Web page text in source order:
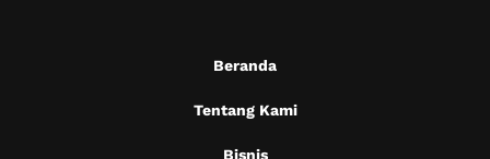
Beranda
Tentang Kami
Bisnis